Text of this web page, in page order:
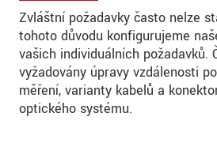
Zvláštní požadavky často nelze
tohoto důvodu konfigurujeme
vašich individuálních požadavků.
vyžadovány úpravy vzdálenosti
měření, varianty kabelů a
optického systému.
Telefon
E-Mail*
Vaša správa *